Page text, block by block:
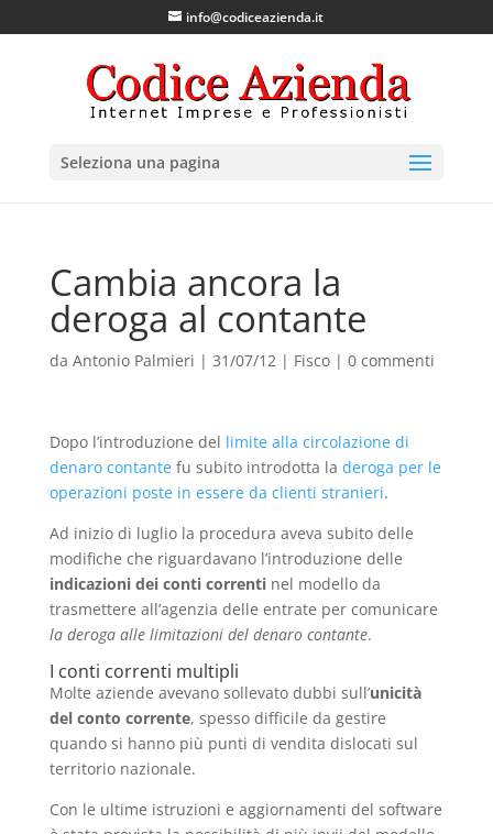
info@codiceazienda.it
Seleziona una pagina
Cambia ancora la
deroga al contante
da Antonio Palmieri | 31/07/12| Fisco| 0 commenti
Dopo l’introduzione del limite alla circolazione di
denaro contantefu subito introdotta la deroga per le
operazioni poste in essere da clienti stranieri.
Ad inizio di luglio la procedura aveva subito delle
modifiche che riguardavano l’introduzione delle
indicazioni dei conti correntinel modello da
trasmettere all’agenzia delle entrate per comunicare
la deroga alle limitazioni del denaro contante.
I conti correnti multipli
Molte aziende avevano sollevato dubbi sull’unicità
del conto corrente, spesso difficile da gestire
quando si hanno più punti di vendita dislocati sul
territorio nazionale.
Con le ultime istruzioni e aggiornamenti del software